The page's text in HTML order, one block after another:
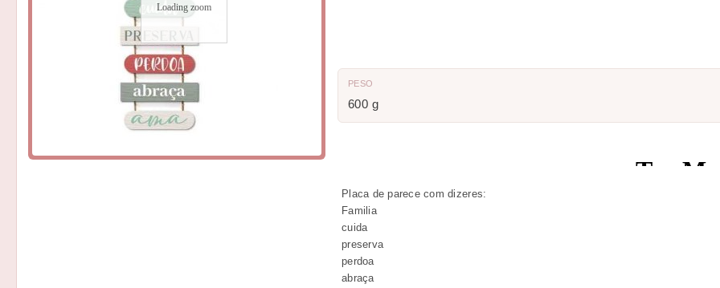
Loading zoom
PESO
600 g
Placa de parece com dizeres:
Familia
cuida
preserva
perdoa
abraça